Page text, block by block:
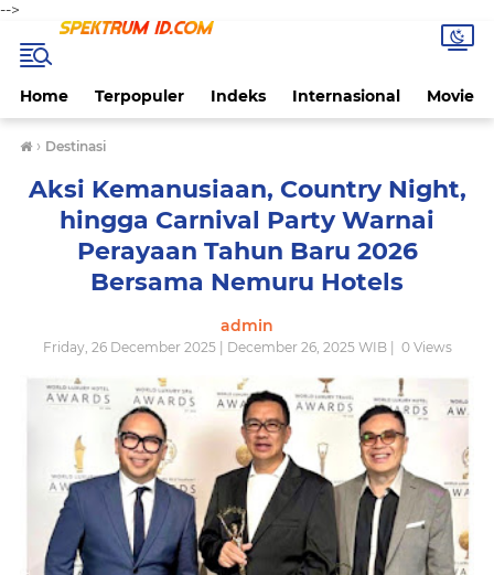
-->
Home Terpopuler Indeks Internasional Movie
› Destinasi
Aksi Kemanusiaan, Country Night,
hingga Carnival Party Warnai
Perayaan Tahun Baru 2026
Bersama Nemuru Hotels
admin
Friday, 26 December 2025 | December 26, 2025 WIB | 0Views